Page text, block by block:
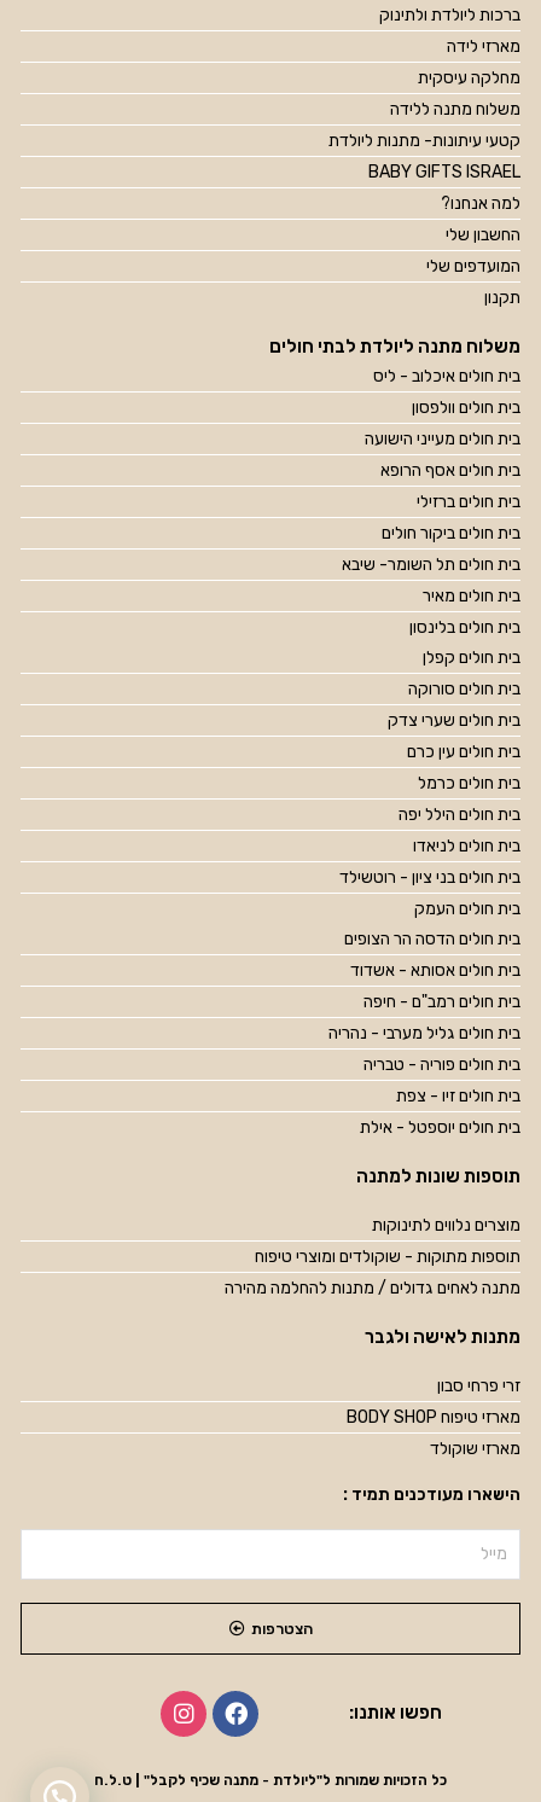
ברכות ליולדת ולתינוק
מארזי לידה
מחלקה עיסקית
משלוח מתנה ללידה
קטעי עיתונות- מתנות ליולדת
BABY GIFTS ISRAEL
למה אנחנו?
החשבון שלי
המועדפים שלי
תקנון
משלוח מתנה ליולדת לבתי חולים
בית חולים איכלוב - ליס
בית חולים וולפסון
בית חולים מעייני הישועה
בית חולים אסף הרופא
בית חולים ברזילי
בית חולים ביקור חולים
בית חולים תל השומר- שיבא
בית חולים מאיר
בית חולים בלינסון
בית חולים קפלן
בית חולים סורוקה
בית חולים שערי צדק
בית חולים עין כרם
בית חולים כרמל
בית חולים הילל יפה
בית חולים לניאדו
בית חולים בני ציון - רוטשילד
בית חולים העמק
בית חולים הדסה הר הצופים
בית חולים אסותא - אשדוד
בית חולים רמב"ם - חיפה
בית חולים גליל מערבי - נהריה
בית חולים פוריה - טבריה
בית חולים זיו - צפת
בית חולים יוספטל - אילת
תוספות שונות למתנה
מוצרים נלווים לתינוקות
תוספות מתוקות - שוקולדים ומוצרי טיפוח
מתנה לאחים גדולים / מתנות להחלמה מהירה
מתנות לאישה ולגבר
זרי פרחי סבון
מארזי טיפוח BODY SHOP
מארזי שוקולד
הישארו מעודכנים תמיד :
הצטרפות
חפשו אותנו:
כל הזכויות שמורות ל"ליולדת - מתנה שכיף לקבל" | ט.ל.ח